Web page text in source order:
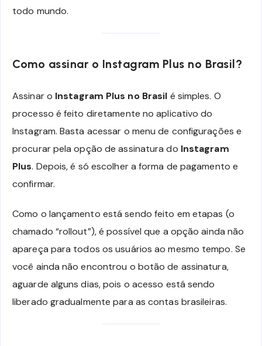
todo mundo.
Como assinar o Instagram Plus no Brasil?
Assinar o Instagram Plus no Brasil é simples. O
processo é feito diretamente no aplicativo do
Instagram. Basta acessar o menu de configurações e
procurar pela opção de assinatura do Instagram
Plus. Depois, é só escolher a forma de pagamento e
confirmar.
Como o lançamento está sendo feito em etapas (o
chamado “rollout”), é possível que a opção ainda não
apareça para todos os usuários ao mesmo tempo. Se
você ainda não encontrou o botão de assinatura,
aguarde alguns dias, pois o acesso está sendo
liberado gradualmente para as contas brasileiras.